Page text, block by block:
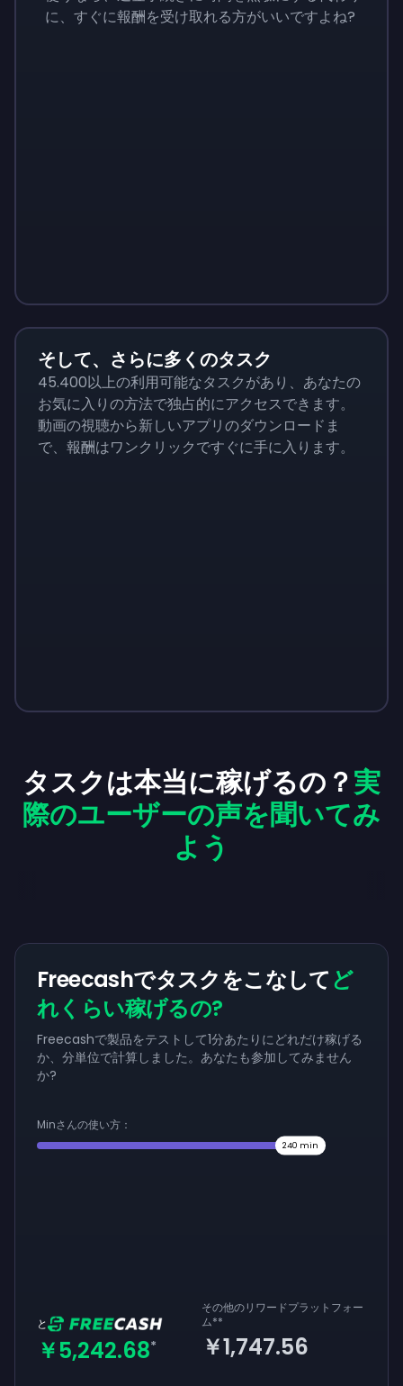
に、すぐに報酬を受け取れる方がいいですよね?
そして、さらに多くのタスク
45.400以上の利用可能なタスクがあり、あなたの
お気に入りの方法で独占的にアクセスできます。
動画の視聴から新しいアプリのダウンロードま
で、報酬はワンクリックですぐに手に入ります。
タスクは本当に稼げるの？実
際のユーザーの声を聞いてみ
よう
Freecashでタスクをこなしてど
れくらい稼げるの?
Freecashで製品をテストして1分あたりにどれだけ稼げる
か、分単位で計算しました。あなたも参加してみません
か?
Minさんの使い方：
240 min
と
￥5,242.68*
その他のリワードプラットフォー
ム**
￥1,747.56